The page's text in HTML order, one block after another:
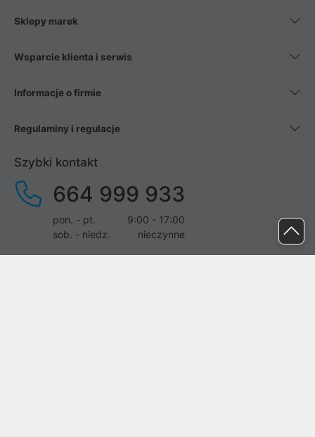
Sklepy marek
Wsparcie klienta i serwis
Informacje o firmie
Regulaminy i regulacje
Szybki kontakt
664 999 933
pon. - pt.
9:00 - 17:00
sob. - niedz.
nieczynne